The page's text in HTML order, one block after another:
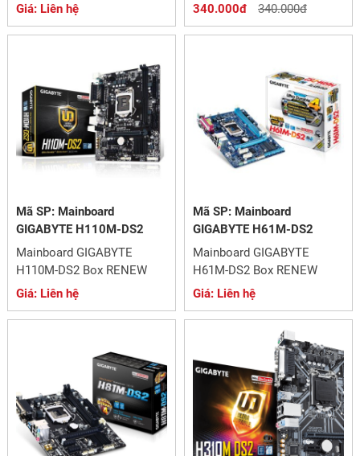
Giá: Liên hệ
340.000đ
340.000đ
Mã SP: Mainboard
GIGABYTE H110M-DS2
Mainboard GIGABYTE
H110M-DS2 Box RENEW
Giá: Liên hệ
Mã SP: Mainboard
GIGABYTE H61M-DS2
Mainboard GIGABYTE
H61M-DS2 Box RENEW
Giá: Liên hệ